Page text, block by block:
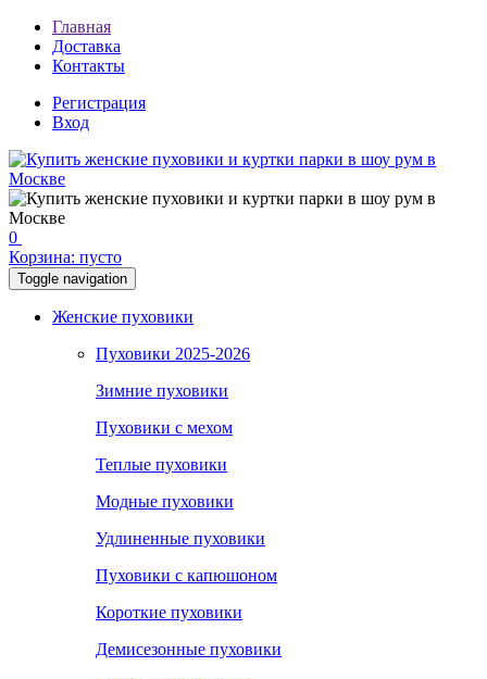
Главная
Доставка
Контакты
Регистрация
Вход
0
Корзина: пусто
Toggle navigation
Женские пуховики
Пуховики 2025-2026
Зимние пуховики
Пуховики с мехом
Теплые пуховики
Модные пуховики
Удлиненные пуховики
Пуховики с капюшоном
Короткие пуховики
Демисезонные пуховики